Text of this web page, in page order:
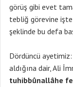
görüş gibi evet
tebliğ görevine
şeklinde bu defa
Dördüncü
aldığına dair, Ali
tuhibbûnallâhe